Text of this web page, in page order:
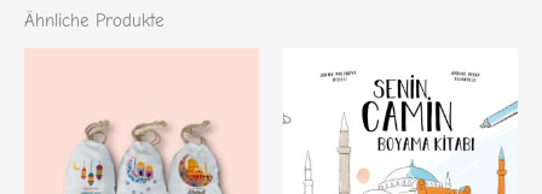
Ähnliche Produkte
Varianten
weist